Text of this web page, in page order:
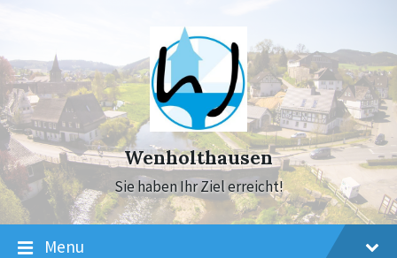
navigation
Wenholthausen
Sie haben Ihr Ziel erreicht!
Menu